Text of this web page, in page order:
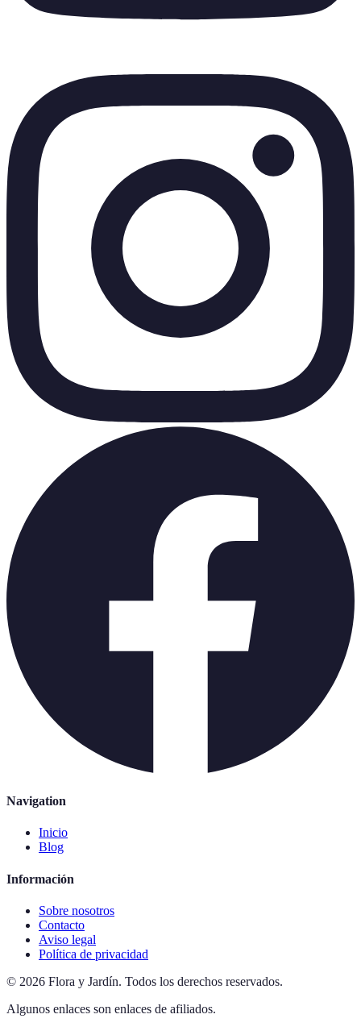
Navigation
Inicio
Blog
Información
Sobre nosotros
Contacto
Aviso legal
Política de privacidad
© 2026 Flora y Jardín. Todos los derechos reservados.
Algunos enlaces son enlaces de afiliados.